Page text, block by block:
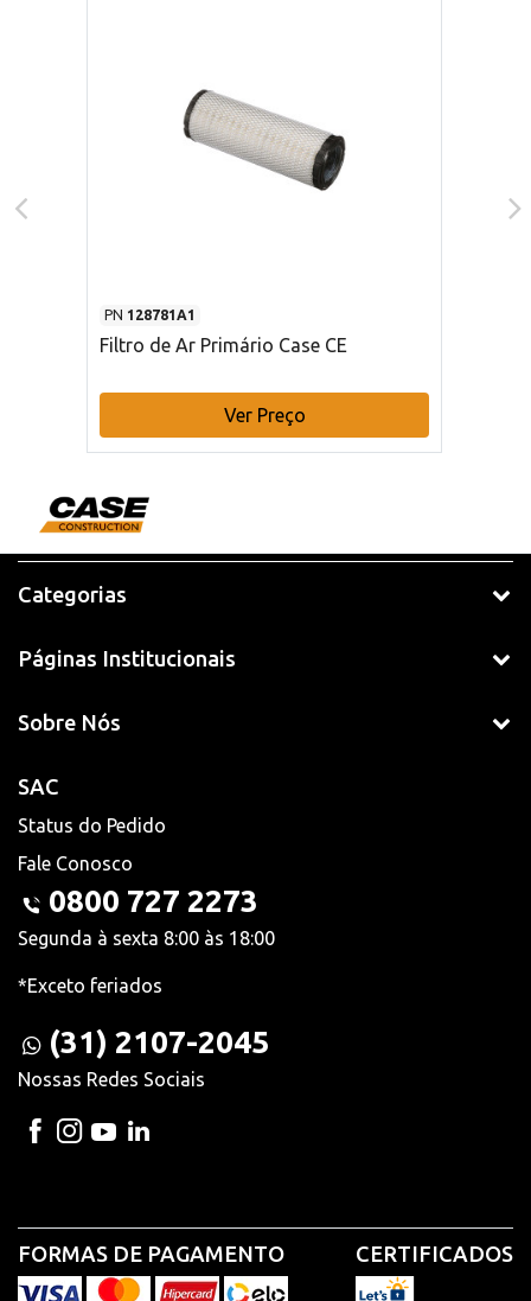
PN 128781A1
Filtro de Ar Primário Case CE
Ver Preço
Categorias
Páginas Institucionais
Sobre Nós
SAC
Status do Pedido
Fale Conosco
0800 727 2273
Segunda à sexta 8:00 às 18:00
*Exceto feriados
(31) 2107-2045
Nossas Redes Sociais
FORMAS DE PAGAMENTO CERTIFICADOS